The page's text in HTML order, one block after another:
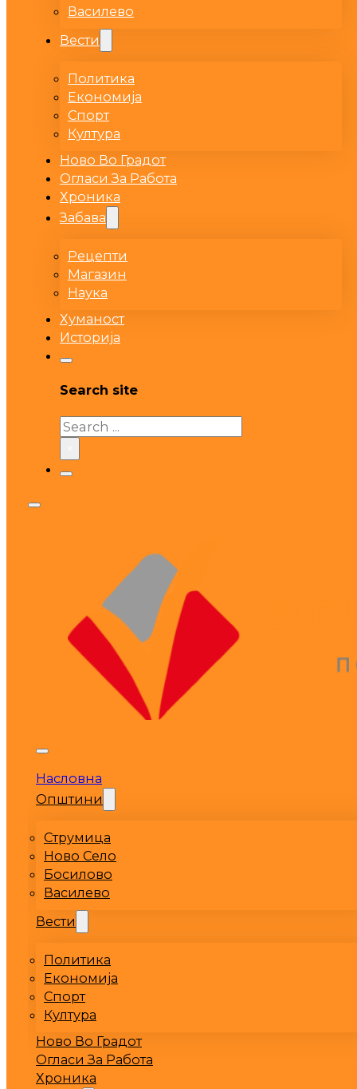
Василево
Вести
Политика
Економија
Спорт
Култура
Ново Во Градот
Огласи За Работа
Хроника
Забава
Рецепти
Магазин
Наука
Хуманост
Историја
Search site
Search
Насловна
Општини
Струмица
Ново Село
Босилово
Василево
Вести
Политика
Економија
Спорт
Култура
Ново Во Градот
Огласи За Работа
Хроника